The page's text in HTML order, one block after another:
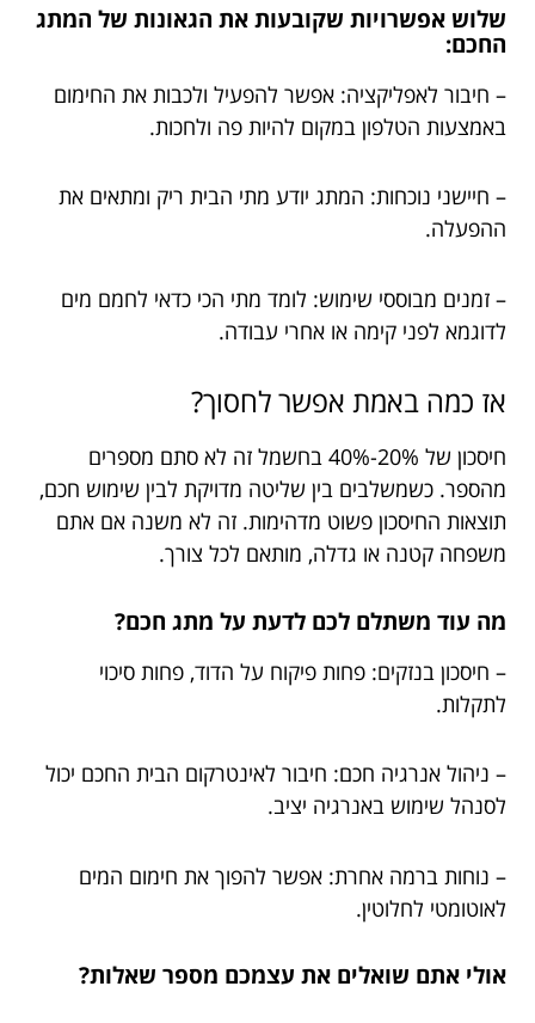
שלוש אפשרויות שקובעות את הגאונות של המתג
החכם:
– חיבור לאפליקציה: אפשר להפעיל ולכבות את החימום
באמצעות הטלפון במקום להיות פה ולחכות.
– חיישני נוכחות: המתג יודע מתי הבית ריק ומתאים את
ההפעלה.
– זמנים מבוססי שימוש: לומד מתי הכי כדאי לחמם מים
לדוגמא לפני קימה או אחרי עבודה.
אז כמה באמת אפשר לחסוך?
חיסכון של 20%-40% בחשמל זה לא סתם מספרים
מהספר. כשמשלבים בין שליטה מדויקת לבין שימוש חכם,
תוצאות החיסכון פשוט מדהימות. זה לא משנה אם אתם
משפחה קטנה או גדלה, מותאם לכל צורך.
מה עוד משתלם לכם לדעת על מתג חכם?
– חיסכון בנזקים: פחות פיקוח על הדוד, פחות סיכוי
לתקלות.
– ניהול אנרגיה חכם: חיבור לאינטרקום הבית החכם יכול
לסנהל שימוש באנרגיה יציב.
– נוחות ברמה אחרת: אפשר להפוך את חימום המים
לאוטומטי לחלוטין.
אולי אתם שואלים את עצמכם מספר שאלות?